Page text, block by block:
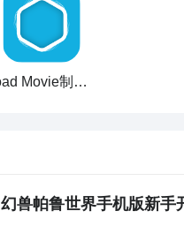
Road Movie制作器
幻兽帕鲁世界手机版新手